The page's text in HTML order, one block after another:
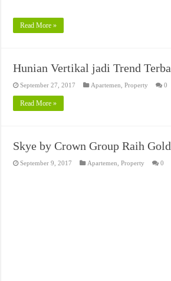
Read More »
Hunian Vertikal jadi Trend
September 27, 2017 Apartemen ,Property 0
Read More »
Skye by Crown Group Raih
September 9, 2017 Apartemen ,Property 0